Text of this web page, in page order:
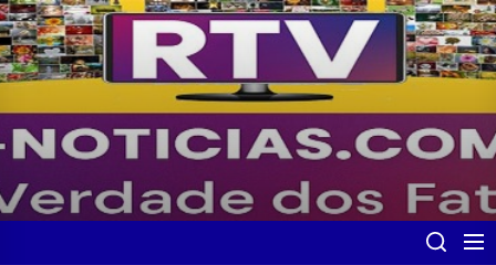
Skip
to
the